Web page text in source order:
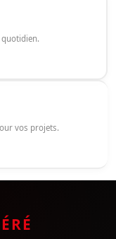
vos projets.